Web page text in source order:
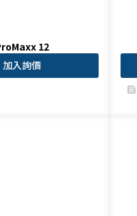
12
加入詢價
feed